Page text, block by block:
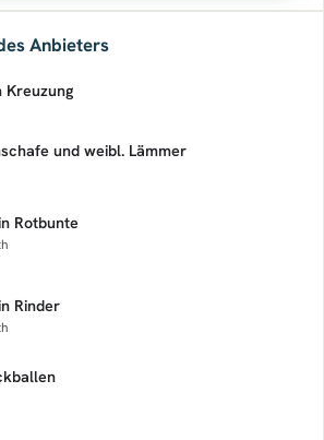
Anbieters
Kreuzung
und weibl. Lämmer
Rotbunte
Rinder